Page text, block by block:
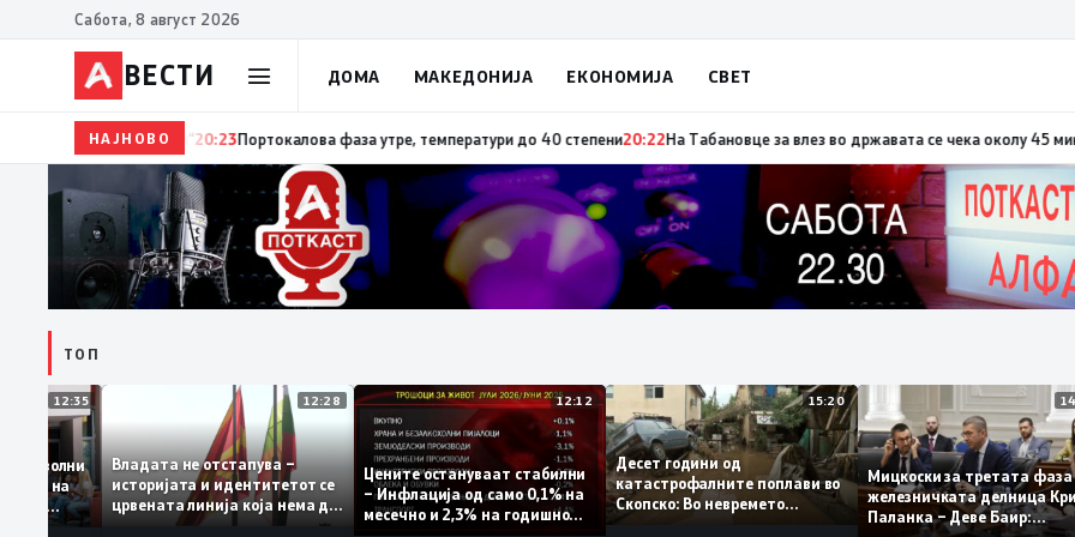
Сабота, 8 август 2026
ВЕСТИ ДОМА МАКЕДОНИЈА ЕКОНОМИЈА СВЕТ
НАЈНОВО
20:24 Сиљановска Давкова на Свечената академија по повод „30 години Општина Вевчани“20:23Портокалова фаза утре,
ТОП
12:35
се задоволни
на
12:28
Владата не отстапува –
историјата и идентитетот се
црвената линија која нема да
се погази
12:12
Цените остануваат стабилни
– Инфлација од само 0,1% на
месечно и 2,3% на годишно
15:20
Десет години од
катастрофалните поплави во
Скопско: Во невремето
Мицкоски за третата
железничката
Паланка – Деве Баир: